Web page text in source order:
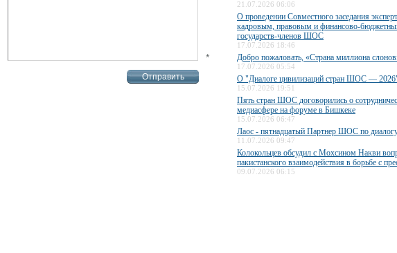
*
21.07.2026 06:06
О проведении Совместного заседания
кадровым, правовым и финансово-
государств-членов ШОС
17.07.2026 18:46
Добро пожаловать, «Страна миллиона
17.07.2026 05:54
О "Диалоге цивилизаций стран ШОС —
15.07.2026 19:51
Пять стран ШОС договорились о
медиасфере на форуме в Бишкеке
15.07.2026 06:47
Лаос - пятнадцатый Партнер ШОС по
11.07.2026 09:47
Колокольцев обсудил с Мохсином Накви
пакистанского взаимодействия в борьбе с
09.07.2026 06:15